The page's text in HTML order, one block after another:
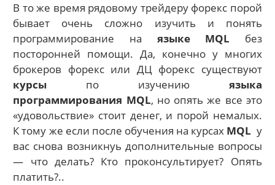
В то же время рядовому трейдеру форекс порой
бывает очень сложно изучить и понять
программирование на языке MQL без
посторонней помощи. Да, конечно у многих
брокеров форекс или ДЦ форекс существуют
курсы по изучению языка
программирования MQL, но опять же все это
«удовольствие» стоит денег, и порой немалых.
К тому же если после обучения на курсах MQL у
вас снова возникнуь дополнительные вопросы
— что делать? Кто проконсультирует? Опять
платить?..